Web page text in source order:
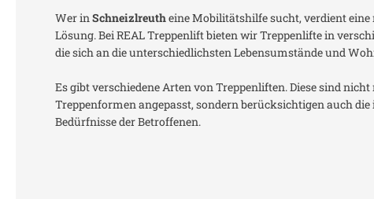
Wer in Schneizlreutheine Mobilitätshilfe sucht, verdient eine
Lösung. Bei REAL Treppenlift bieten wir Treppenlifte in
die sich an die unterschiedlichsten Lebensumstände und
Es gibt verschiedene Arten von Treppenliften. Diese sind
Treppenformen angepasst, sondern berücksichtigen auch
Bedürfnisse der Betroffenen.